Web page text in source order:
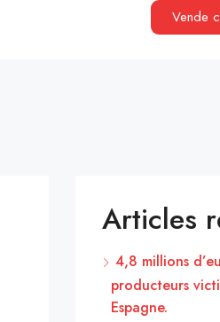
Vende
Articles
4,8 millions
producteurs
Espagne.